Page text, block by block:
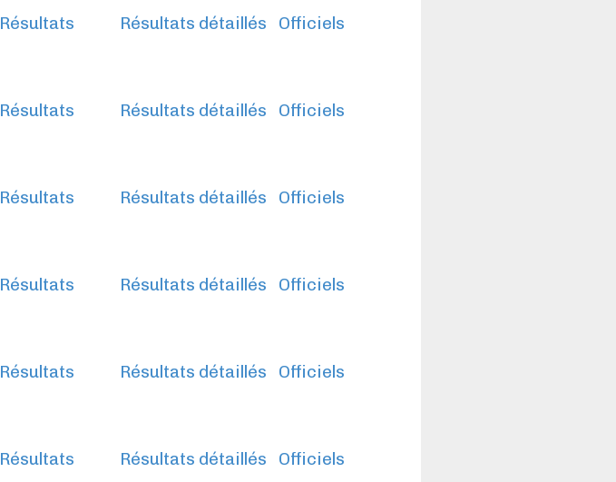
Résultats Résultats détaillés Officiels
Résultats Résultats détaillés Officiels
Résultats Résultats détaillés Officiels
Résultats Résultats détaillés Officiels
Résultats Résultats détaillés Officiels
Résultats Résultats détaillés
Officiels